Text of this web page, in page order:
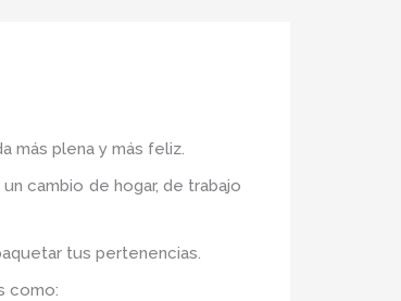
más plena y más feliz.
cambio de hogar, de trabajo
tus pertenencias.
como: